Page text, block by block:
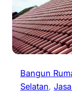
Bangun
Selatan,